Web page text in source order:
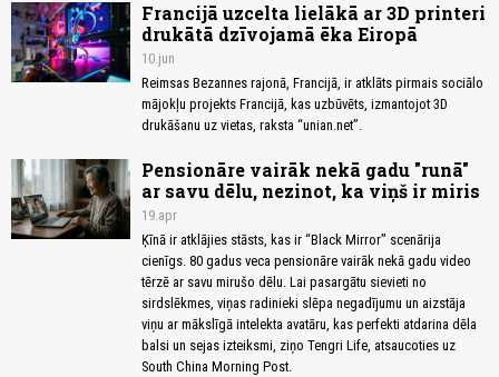
Francijā uzcelta lielākā ar 3D printeri
drukātā dzīvojamā ēka Eiropā
10.jun
Reimsas Bezannes rajonā, Francijā, ir atklāts pirmais sociālo
mājokļu projekts Francijā, kas uzbūvēts, izmantojot 3D
drukāšanu uz vietas, raksta “unian.net”.
Pensionāre vairāk nekā gadu "runā"
ar savu dēlu, nezinot, ka viņš ir miris
19.apr
Ķīnā ir atklājies stāsts, kas ir “Black Mirror” scenārija
cienīgs. 80 gadus veca pensionāre vairāk nekā gadu video
tērzē ar savu mirušo dēlu. Lai pasargātu sievieti no
sirdslēkmes, viņas radinieki slēpa negadījumu un aizstāja
viņu ar mākslīgā intelekta avatāru, kas perfekti atdarina dēla
balsi un sejas izteiksmi, ziņo Tengri Life, atsaucoties uz
South China Morning Post.